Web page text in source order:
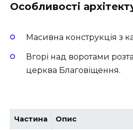
Особливості
Масивна конструкція з
Вгорі над воротами
церква Благовіщення.
Частина Опис